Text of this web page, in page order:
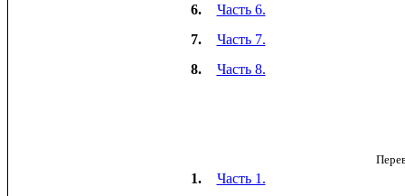
6.
Часть 6.
7.
Часть 7.
8.
Часть 8.
1.
Часть 1.